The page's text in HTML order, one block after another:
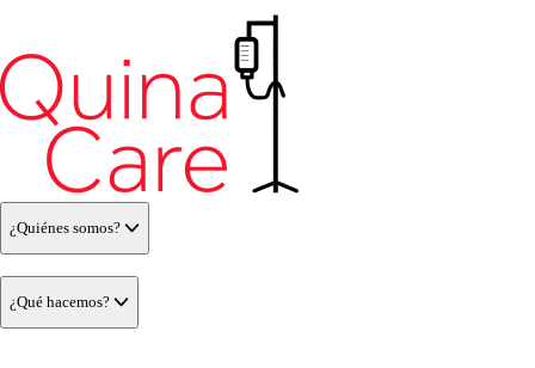
¿Quiénes somos?
¿Qué hacemos?